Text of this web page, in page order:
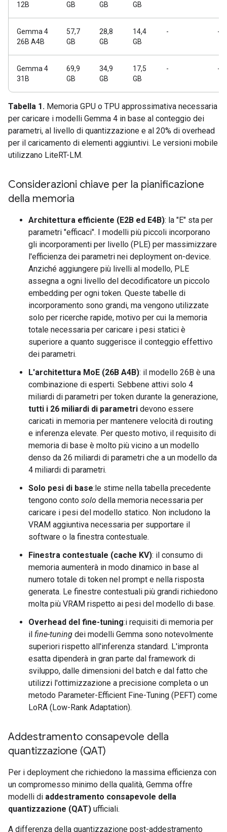
12B
GB
GB
GB
Gemma 4
26B A4B
57,7
GB
28,8
GB
14,4
GB
- -
Gemma 4
31B
69,9
GB
34,9
GB
17,5
GB
- -
Tabella 1. Memoria GPU o TPU approssimativa necessaria
per caricare i modelli Gemma 4 in base al conteggio dei
parametri, al livello di quantizzazione e al 20% di overhead
per il caricamento di elementi aggiuntivi. Le versioni mobile
utilizzano LiteRT-LM.
Considerazioni chiave per la pianificazione
della memoria
Architettura efficiente (E2B ed E4B): la "E" sta per
parametri "efficaci". I modelli più piccoli incorporano
gli incorporamenti per livello (PLE) per massimizzare
l'efficienza dei parametri nei deployment on-device.
Anziché aggiungere più livelli al modello, PLE
assegna a ogni livello del decodificatore un piccolo
embedding per ogni token. Queste tabelle di
incorporamento sono grandi, ma vengono utilizzate
solo per ricerche rapide, motivo per cui la memoria
totale necessaria per caricare i pesi statici è
superiore a quanto suggerisce il conteggio effettivo
dei parametri.
L'architettura MoE (26B A4B): il modello 26B è una
combinazione di esperti. Sebbene attivi solo 4
miliardi di parametri per token durante la generazione,
tutti i 26 miliardi di parametri devono essere
caricati in memoria per mantenere velocità di routing
e inferenza elevate. Per questo motivo, il requisito di
memoria di base è molto più vicino a un modello
denso da 26 miliardi di parametri che a un modello da
4 miliardi di parametri.
Solo pesi di base:le stime nella tabella precedente
tengono conto solo della memoria necessaria per
caricare i pesi del modello statico. Non includono la
VRAM aggiuntiva necessaria per supportare il
software o la finestra contestuale.
Finestra contestuale (cache KV): il consumo di
memoria aumenterà in modo dinamico in base al
numero totale di token nel prompt e nella risposta
generata. Le finestre contestuali più grandi richiedono
molta più VRAM rispetto ai pesi del modello di base.
Overhead del fine-tuning:i requisiti di memoria per
il fine-tuning dei modelli Gemma sono notevolmente
superiori rispetto all'inferenza standard. L'impronta
esatta dipenderà in gran parte dal framework di
sviluppo, dalle dimensioni del batch e dal fatto che
utilizzi l'ottimizzazione a precisione completa o un
metodo Parameter-Efficient Fine-Tuning (PEFT) come
LoRA (Low-Rank Adaptation).
Addestramento consapevole della
quantizzazione (QAT)
Per i deployment che richiedono la massima efficienza con
un compromesso minimo della qualità, Gemma offre
modelli di addestramento consapevole della
quantizzazione (QAT) ufficiali.
A differenza della quantizzazione post-addestramento